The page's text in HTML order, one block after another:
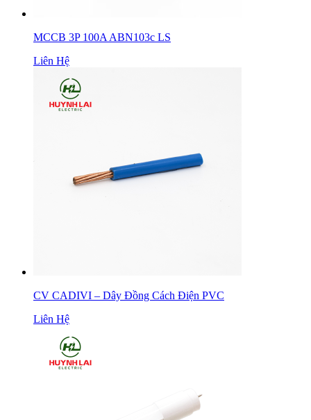
MCCB 3P 100A ABN103c LS
Liên Hệ
CV CADIVI – Dây Đồng Cách Điện PVC
Liên Hệ